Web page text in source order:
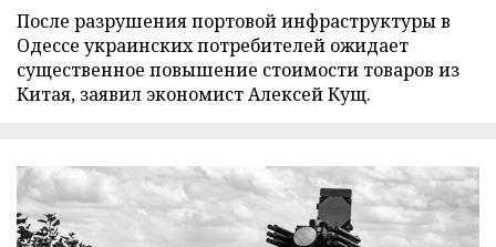
После разрушения портовой инфраструктуры в
Одессе украинских потребителей ожидает
существенное повышение стоимости товаров из
Китая, заявил экономист Алексей Кущ.